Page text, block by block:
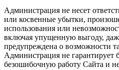
Администрация не несет
или косвенные убытки,
использования или
включая упущенную выгоду,
предупреждена о возможности
Администрация не гарантирует
безошибочную работу Сайта и не